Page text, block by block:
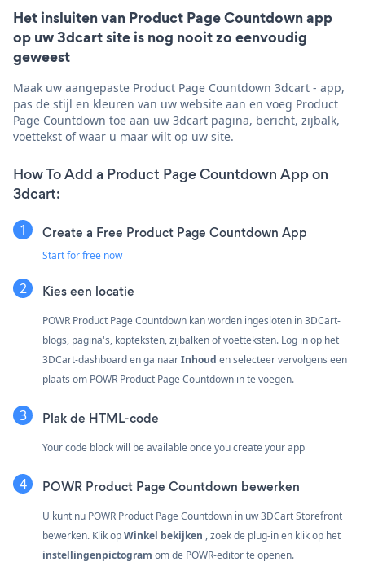
Het insluiten van Product Page Countdown app
op uw 3dcart site is nog nooit zo eenvoudig
geweest
Maak uw aangepaste Product Page Countdown 3dcart - app,
pas de stijl en kleuren van uw website aan en voeg Product
Page Countdown toe aan uw 3dcart pagina, bericht, zijbalk,
voettekst of waar u maar wilt op uw site.
How To Add a Product Page Countdown App on
3dcart:
Create a Free Product Page Countdown App
Start for free now
Kies een locatie
POWR Product Page Countdown kan worden ingesloten in 3DCart-
blogs, pagina's, kopteksten, zijbalken of voetteksten. Log in op het
3DCart-dashboard en ga naarInhoud en selecteer vervolgens een
plaats om POWR Product Page Countdown in te voegen.
Plak de HTML-code
Your code block will be available once you create your app
POWR Product Page Countdown bewerken
U kunt nu POWR Product Page Countdown in uw 3DCart Storefront
bewerken. Klik opWinkel bekijken , zoek de plug-in en klik op het
instellingenpictogram om de POWR-editor te openen.